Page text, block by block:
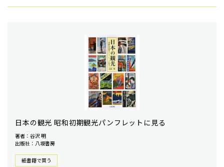
日本の観光 昭和初期観光パンフレットに見る
著者：谷沢 明
出版社：八坂書房
紙書籍で買う